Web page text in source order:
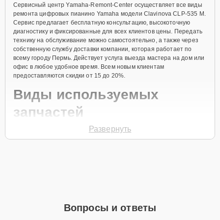
Сервисный центр Yamaha-Remont-Center осуществляет все виды
ремонта цифровых пианино Yamaha модели Clavinova CLP-535 M.
Сервис предлагает бесплатную консультацию, высокоточную
диагностику и фиксированные для всех клиентов цены. Передать
технику на обслуживание можно самостоятельно, а также через
собственную службу доставки компании, которая работает по
всему городу Пермь. Действует услуга выезда мастера на дом или
офис в любое удобное время. Всем новым клиентам
предоставляются скидки от 15 до 20%.
Виды используемых
запчастей
Для ремонта цифрового пианино модели Clavinova CLP-535 M
активное использование устройства дольше
Развернуть
Вопросы и ответы